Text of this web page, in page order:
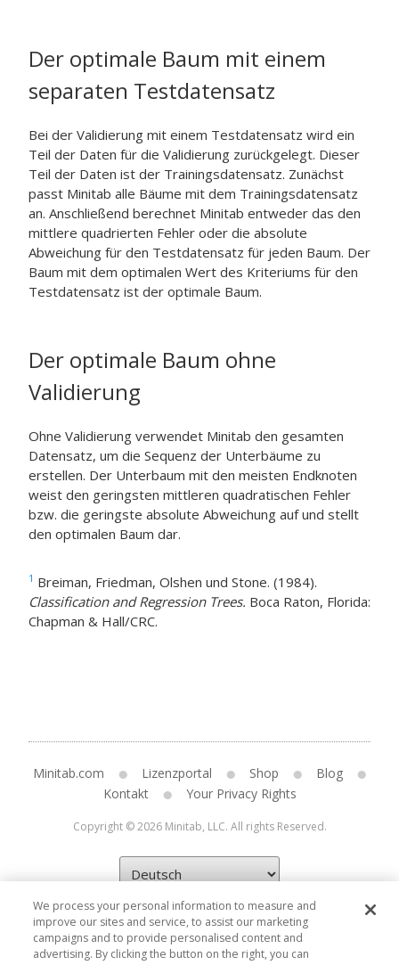
Der optimale Baum mit einem
separaten Testdatensatz
Bei der Validierung mit einem Testdatensatz wird ein
Teil der Daten für die Validierung zurückgelegt. Dieser
Teil der Daten ist der Trainingsdatensatz. Zunächst
passt Minitab alle Bäume mit dem Trainingsdatensatz
an. Anschließend berechnet Minitab entweder das den
mittlere quadrierten Fehler oder die absolute
Abweichung für den Testdatensatz für jeden Baum. Der
Baum mit dem optimalen Wert des Kriteriums für den
Testdatensatz ist der optimale Baum.
Der optimale Baum ohne
Validierung
Ohne Validierung verwendet Minitab den gesamten
Datensatz, um die Sequenz der Unterbäume zu
erstellen. Der Unterbaum mit den meisten Endknoten
weist den geringsten mittleren quadratischen Fehler
bzw. die geringste absolute Abweichung auf und stellt
den optimalen Baum dar.
1 Breiman, Friedman, Olshen und Stone. (1984).
Classification and Regression Trees. Boca Raton, Florida:
Chapman & Hall/CRC.
Minitab.com Lizenzportal Shop
Blog
Kontakt
Your Privacy Rights
Copyright © 2026 Minitab, LLC. All rights Reserved.
We process your personal information to measure and
improve our sites and service, to assist our marketing
campaigns and to provide personalised content and
advertising. By clicking the button on the right, you can